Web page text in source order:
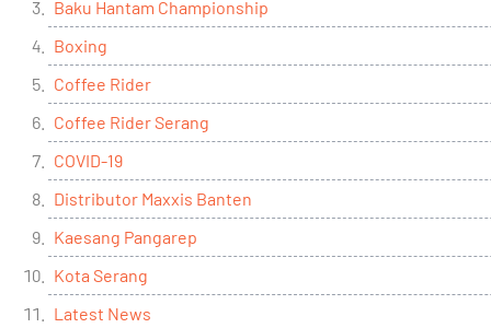
Baku Hantam Championship
Boxing
Coffee Rider
Coffee Rider Serang
COVID-19
Distributor Maxxis Banten
Kaesang Pangarep
Kota Serang
Latest News